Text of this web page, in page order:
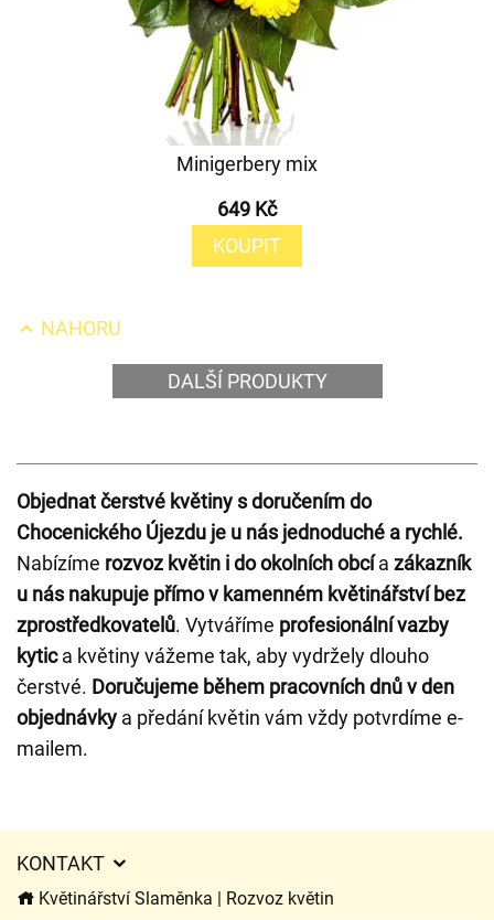
Minigerbery mix
649 Kč
KOUPIT
NAHORU
DALŠÍ PRODUKTY
Objednat čerstvé květiny s doručením do
Chocenického Újezdu je u nás jednoduché a rychlé.
Nabízíme rozvoz květin i do okolních obcía zákazník
u nás nakupuje přímo v kamenném květinářství bez
zprostředkovatelů. Vytváříme profesionální vazby
kytica květiny vážeme tak, aby vydržely dlouho
čerstvé. Doručujeme během pracovních dnů v den
objednávky a předání květin vám vždy potvrdíme e-
mailem.
KONTAKT
Květinářství Slaměnka | Rozvoz květin